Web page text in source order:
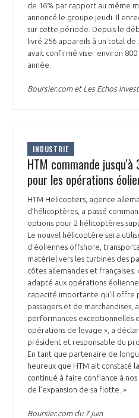
de 16% par rapport au même
annoncé le groupe jeudi. Il
sur cette période. Depuis le
livré 256 appareils à un total de
avait confirmé viser environ
année.
Boursier.com et Les Echos
INDUSTRIE
HTM commande
pour les opérations
HTM Helicopters, agence
d’hélicoptères, a passé
options pour 2 hélicoptères
Le nouvel hélicoptère sera
d'éoliennes offshore,
matériel vers les turbines des
côtes allemandes et
adapté aux opérations
capacité importante qu'il offre
passagers et de marchandises,
performances exceptionnelles
opérations de levage », a
président et responsable du
En tant que partenaire de
heureux que HTM ait constaté
continué à faire confiance à
de l'expansion de sa flotte. »
Boursier.com du 7 juin